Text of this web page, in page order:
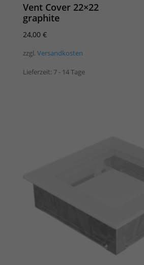
Vent Cover 22×22
graphite
24,00 €
zzgl. Versandkosten
Lieferzeit: 7 - 14 Tage